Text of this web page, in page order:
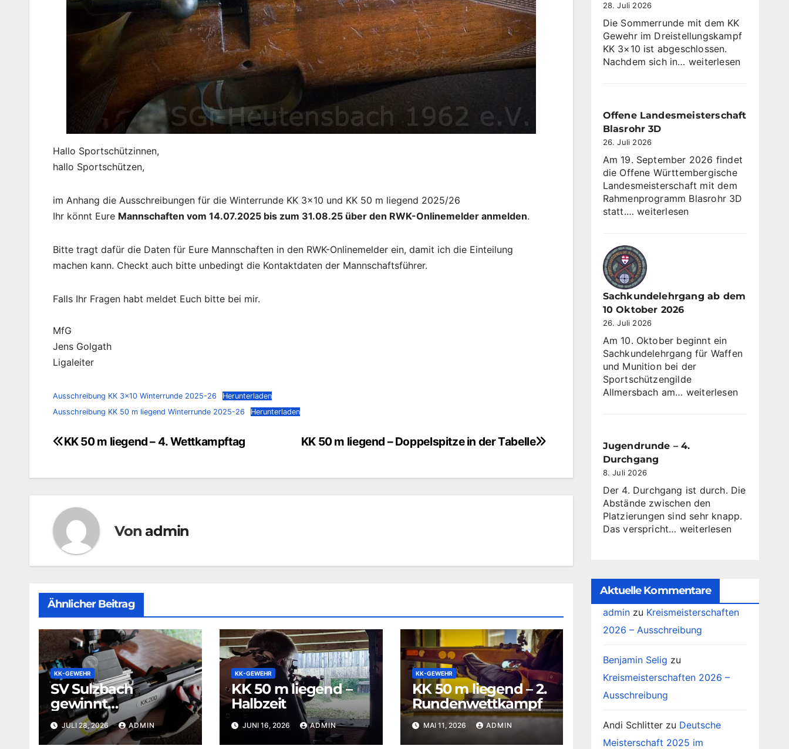
Hallo Sportschützinnen,
hallo Sportschützen,
im Anhang die Ausschreibungen für die Winterrunde KK 3×10 und KK 50 m liegend 2025/26
Ihr könnt Eure Mannschaften vom 14.07.2025 bis zum 31.08.25 über den RWK-Onlinemelder anmelden.
Bitte tragt dafür die Daten für Eure Mannschaften in den RWK-Onlinemelder ein, damit ich die Einteilung
machen kann. Checkt auch bitte unbedingt die Kontaktdaten der Mannschaftsführer.
Falls Ihr Fragen habt meldet Euch bitte bei mir.
MfG
Jens Golgath
Ligaleiter
Ausschreibung KK 3×10 Winterrunde 2025-26
Herunterladen
Ausschreibung KK 50 m liegend Winterrunde 2025-26
Herunterladen
Beitragsnavigation KK 50 m liegend – Doppelspitze in der Tabelle
KK 50 m liegend – 4. Wettkampftag
Von admin
Ähnlicher Beitrag
KK-GEWEHR
SV Sulzbach
gewinnt
Sommerrunde KK
3×10
JULI 28, 2026 ADMIN
KK-GEWEHR
KK 50 m liegend –
Halbzeit
JUNI 16, 2026 ADMIN
KK-GEWEHR
KK 50 m liegend – 2.
Rundenwettkampf
MAI 11, 2026 ADMIN
28. Juli 2026
Die Sommerrunde mit dem KK
Gewehr im Dreistellungskampf
KK 3×10 ist abgeschlossen.
Nachdem sich in… SV
KK
weiterlesen
Offene Landesmeisterschaft
Blasrohr 3D
26. Juli 2026
Am 19. September 2026 findet
die Offene Württembergische
Landesmeisterschaft mit dem
Rahmenprogramm Blasrohr 3D
statt.…Offene
3D
weiterlesen
Sachkundelehrgang ab dem
10 Oktober 2026
26. Juli 2026
Am 10. Oktober beginnt ein
Sachkundelehrgang für Waffen
und Munition bei der
Sportschützengilde
Allmersbach am… Sachkundelehrgang
Oktober
weiterlesen
Jugendrunde – 4.
Durchgang
8. Juli 2026
Der 4. Durchgang ist durch. Die
Abstände zwischen den
Platzierungen sind sehr knapp.
Das verspricht… Jugendrunde
weiterlesen
Aktuelle Kommentare
adminzu Kreismeisterschaften
2026 – Ausschreibung
Benjamin Selig zu
Kreismeisterschaften 2026 –
Ausschreibung
Andi Schlitterzu Deutsche
Meisterschaft 2025 im